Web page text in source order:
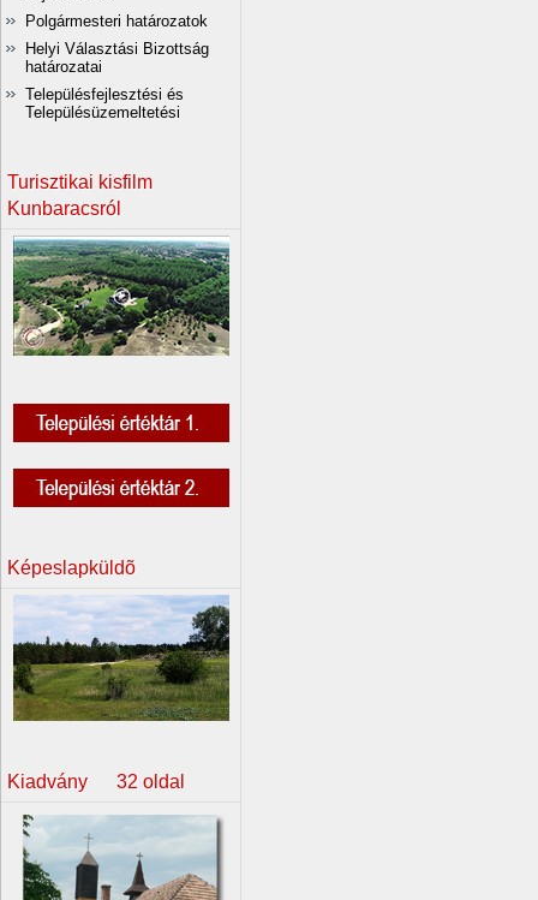
Polgármesteri határozatok
Helyi Választási Bizottság
határozatai
Településfejlesztési és
Településüzemeltetési
Turisztikai kisfilm
Kunbaracsról
Képeslapküldõ
Kiadvány 32 oldal